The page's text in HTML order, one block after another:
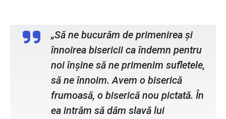
„Să ne bucurăm de primenirea și
înnoirea bisericii ca îndemn pentru
noi înșine să ne primenim sufletele,
să ne înnoim. Avem o biserică
frumoasă, o biserică nou pictată. În
ea intrăm să dăm slavă lui